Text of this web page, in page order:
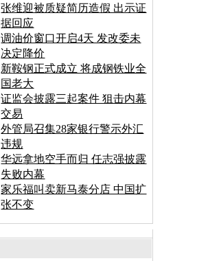
张维迎被质疑简历造假 出示证
据回应
调油价窗口开启4天 发改委未
决定降价
新鞍钢正式成立 将成钢铁业全
国老大
证监会披露三起案件 狙击内幕
交易
外管局召集28家银行警示外汇
违规
华远拿地空手而归 任志强披露
失败内幕
家乐福叫卖新马泰分店 中国扩
张不变